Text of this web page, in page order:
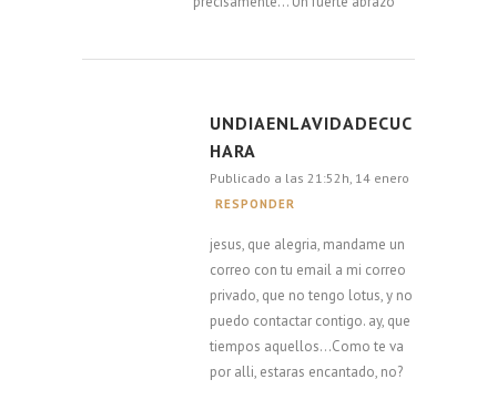
UNDIAENLAVIDADECUC
HARA
Publicado a las 21:52h, 14 enero
RESPONDER
jesus, que alegria, mandame un
correo con tu email a mi correo
privado, que no tengo lotus, y no
puedo contactar contigo. ay, que
tiempos aquellos…Como te va
por alli, estaras encantado, no?